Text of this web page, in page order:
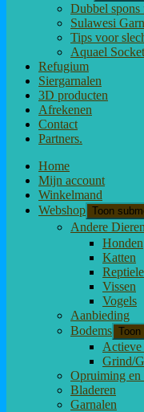
Dubbel
Sulawesi
Tips voor
Aquael
Refugium
Siergarnalen
3D producten
Afrekenen
Contact
Partners.
Home
Mijn account
Winkelmand
Webshop Toon
Andere Dieren
Honden
Katten
Vissen
Vogels
Aanbieding
Bodems Toon
Actieve
Grind/
Opruiming en
Bladeren
Garnalen